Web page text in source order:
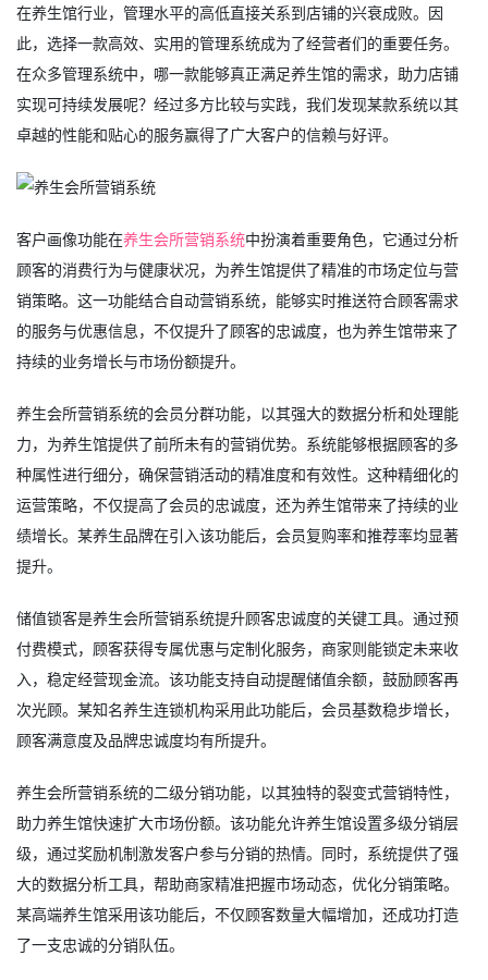
在养生馆行业，管理水平的高低直接关系到店铺的兴衰成败。因
此，选择一款高效、实用的管理系统成为了经营者们的重要任务。
在众多管理系统中，哪一款能够真正满足养生馆的需求，助力店铺
实现可持续发展呢？经过多方比较与实践，我们发现某款系统以其
卓越的性能和贴心的服务赢得了广大客户的信赖与好评。
客户画像功能在养生会所营销系统中扮演着重要角色，它通过分析
顾客的消费行为与健康状况，为养生馆提供了精准的市场定位与营
销策略。这一功能结合自动营销系统，能够实时推送符合顾客需求
的服务与优惠信息，不仅提升了顾客的忠诚度，也为养生馆带来了
持续的业务增长与市场份额提升。
养生会所营销系统的会员分群功能，以其强大的数据分析和处理能
力，为养生馆提供了前所未有的营销优势。系统能够根据顾客的多
种属性进行细分，确保营销活动的精准度和有效性。这种精细化的
运营策略，不仅提高了会员的忠诚度，还为养生馆带来了持续的业
绩增长。某养生品牌在引入该功能后，会员复购率和推荐率均显著
提升。
储值锁客是养生会所营销系统提升顾客忠诚度的关键工具。通过预
付费模式，顾客获得专属优惠与定制化服务，商家则能锁定未来收
入，稳定经营现金流。该功能支持自动提醒储值余额，鼓励顾客再
次光顾。某知名养生连锁机构采用此功能后，会员基数稳步增长，
顾客满意度及品牌忠诚度均有所提升。
养生会所营销系统的二级分销功能，以其独特的裂变式营销特性，
助力养生馆快速扩大市场份额。该功能允许养生馆设置多级分销层
级，通过奖励机制激发客户参与分销的热情。同时，系统提供了强
大的数据分析工具，帮助商家精准把握市场动态，优化分销策略。
某高端养生馆采用该功能后，不仅顾客数量大幅增加，还成功打造
了一支忠诚的分销队伍。